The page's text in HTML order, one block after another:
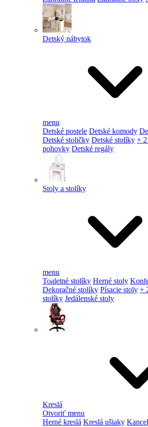
Detský nábytok
menu
Detské postele Detské komody
Detské stoličky Detské stolíky +
pohovky Detské regály
Stoly a stolíky
menu
Toaletné stolíky Herné stoly
Dekoračné stolíky Písacie stoly +
stolíky Jedálenské stoly
Kreslá
Otvoriť menu
Herné kreslá Kreslá ušiaky